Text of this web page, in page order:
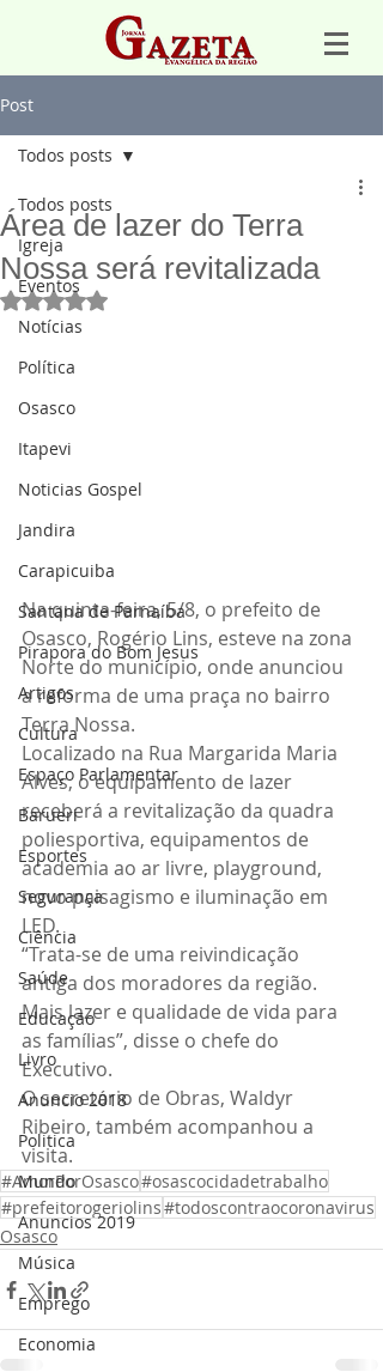
Post
Todos posts
Igreja
Eventos
Notícias
Política
Osasco
Itapevi
Noticias Gospel
Jandira
Carapicuiba
Santana de Parnaíba
Pirapora do Bom Jesus
Artigos
Cultura
Espaço Parlamentar
Barueri
Esportes
Segurança
Ciência
Saúde
Educação
Livro
Anuncio 2018
Politica
Mundo
Anuncios 2019
Música
Emprego
Economia
Todos posts
Área de lazer do Terra
Nossa será revitalizada
Avaliado com NaN de 5 estrelas.
Na quinta-feira, 5/8, o prefeito de
Osasco, Rogério Lins, esteve na zona
Norte do município, onde anunciou
a reforma de uma praça no bairro
Terra Nossa.
Localizado na Rua Margarida Maria
Alves, o equipamento de lazer
receberá a revitalização da quadra
poliesportiva, equipamentos de
academia ao ar livre, playground,
novo paisagismo e iluminação em
LED.
“Trata-se de uma reivindicação
antiga dos moradores da região.
Mais lazer e qualidade de vida para
as famílias”, disse o chefe do
Executivo.
O secretário de Obras, Waldyr
Ribeiro, também acompanhou a
visita.
#AmorPorOsasco#osascocidadetrabalho
#prefeitorogeriolins#todoscontraocoronavirus
Osasco